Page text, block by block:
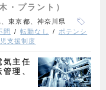
・プラント）
東京都、神奈川県
問 転勤なし
ポテンシ
支援制度
気主任
理、